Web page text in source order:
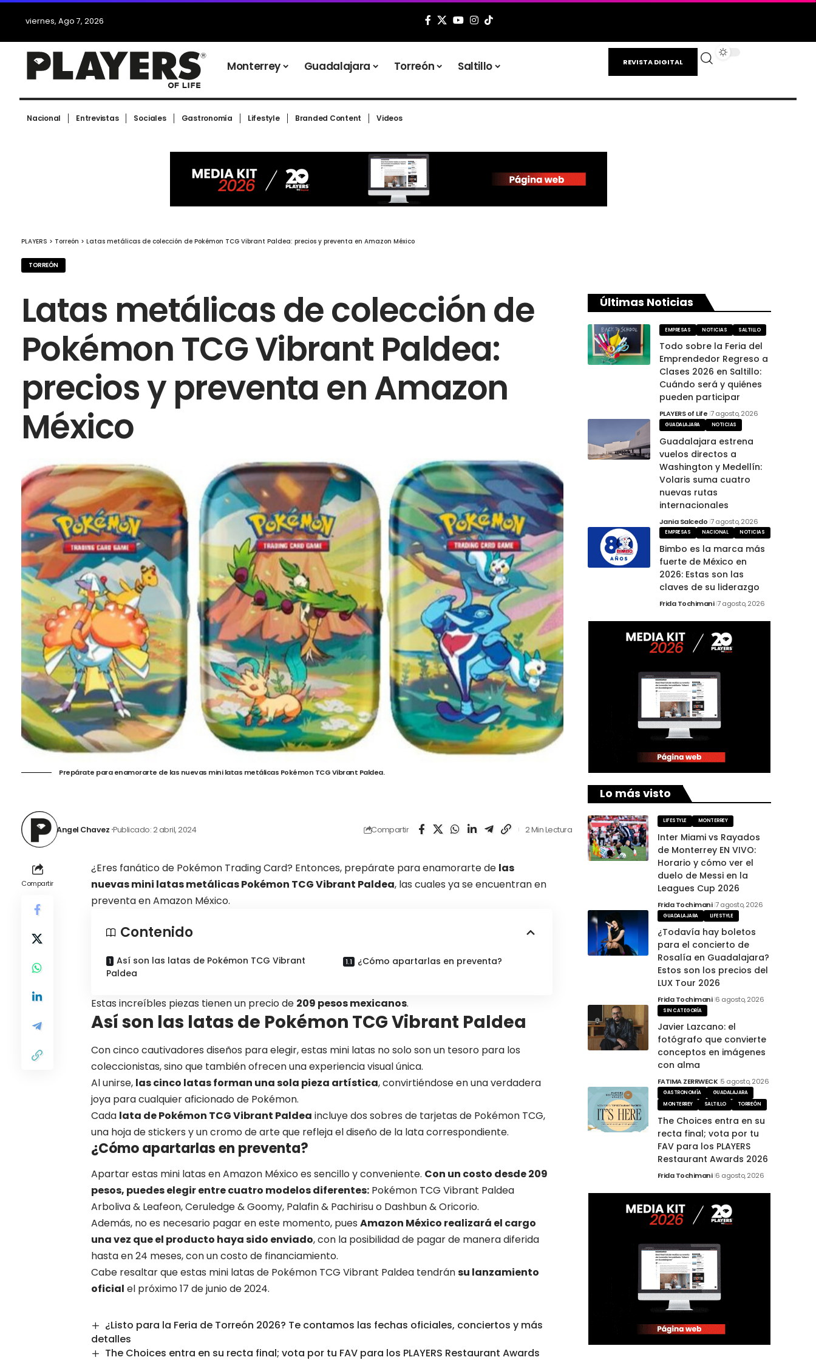
viernes, Ago 7, 2026
Monterrey Guadalajara Torreón Saltillo REVISTA DIGITAL
Nacional Entrevistas Sociales Gastronomía Lifestyle Branded Content Videos
PLAYERS > Torreón > Latas metálicas de colección de Pokémon TCG Vibrant Paldea: precios y preventa en Amazon México
TORREÓN
Latas metálicas de colección de
Pokémon TCG Vibrant Paldea:
precios y preventa en Amazon
México
Prepárate para enamorarte de las nuevas mini latas metálicas Pokémon TCG Vibrant Paldea.
Angel Chavez Publicado: 2 abril, 2024 Compartir 2 Min Lectura
Compartir
¿Eres fanático de Pokémon Trading Card? Entonces, prepárate para enamorarte de las
nuevas mini latas metálicas Pokémon TCG Vibrant Paldea, las cuales ya se encuentran en
preventa enAmazon México.
Contenido
Así son las latas de Pokémon TCG Vibrant
Paldea
¿Cómo apartarlas en preventa?
Estas increíbles piezas tienen un precio de 209 pesos mexicanos.
Así son las latas de Pokémon TCG Vibrant Paldea
Con cinco cautivadores diseños para elegir, estas mini latas no solo son un tesoro para los
coleccionistas, sino que también ofrecen una experiencia visual única.
Al unirse, las cinco latas forman una sola pieza artística, convirtiéndose en una verdadera
joya para cualquier aficionado de Pokémon.
Cada lata de Pokémon TCG Vibrant Paldea incluye dos sobres de tarjetas de Pokémon TCG,
una hoja de stickers y un cromo de arte que refleja el diseño de la lata correspondiente.
¿Cómo apartarlas en preventa?
Apartar estas mini latas enAmazon Méxicoes sencillo y conveniente. Con un costo desde 209
pesos, puedes elegir entre cuatro modelos diferentes: Pokémon TCG Vibrant Paldea
Arboliva & Leafeon, Ceruledge & Goomy, Palafin & Pachirisu o Dashbun & Oricorio.
Además, no es necesario pagar en este momento, pues Amazon México realizará el cargo
una vez que el producto haya sido enviado, con la posibilidad de pagar de manera diferida
hasta en 24 meses, con un costo de financiamiento.
Cabe resaltar que estas mini latas de Pokémon TCG Vibrant Paldea tendránsu lanzamiento
oficial el próximo 17 de junio de 2024.
¿Listo para la Feria de Torreón 2026? Te contamos las fechas oficiales, conciertos y más
detalles
The Choices entra en su recta final; vota por tu FAV para los PLAYERS Restaurant Awards
Últimas Noticias
EMPRESAS NOTICIAS SALTILLO
Todo sobre la Feria del
Emprendedor Regreso a
Clases 2026 en Saltillo:
Cuándo será y quiénes
pueden participar
PLAYERS of Life 7 agosto, 2026
GUADALAJARA NOTICIAS
Guadalajara estrena
vuelos directos a
Washington y Medellín:
Volaris suma cuatro
nuevas rutas
internacionales
Jania Salcedo 7 agosto, 2026
EMPRESAS NACIONAL NOTICIAS
Bimbo es la marca más
fuerte de México en
2026: Estas son las
claves de su liderazgo
Frida Tochimani 7 agosto, 2026
Lo más visto
LIFESTYLE MONTERREY
Inter Miami vs Rayados
de Monterrey EN VIVO:
Horario y cómo ver el
duelo de Messi en la
Leagues Cup 2026
Frida Tochimani 7 agosto, 2026
GUADALAJARA LIFESTYLE
¿Todavía hay boletos
para el concierto de
Rosalía en Guadalajara?
Estos son los precios del
LUX Tour 2026
Frida Tochimani 6 agosto, 2026
SIN CATEGORÍA
Javier Lazcano: el
fotógrafo que convierte
conceptos en imágenes
con alma
FATIMA ZERRWECK 5 agosto, 2026
GASTRONOMÍA
GUADALAJARA
MONTERREY
SALTILLO TORREÓN
The Choices entra en su
recta final; vota por tu
FAV para los PLAYERS
Restaurant Awards 2026
Frida Tochimani 6 agosto, 2026